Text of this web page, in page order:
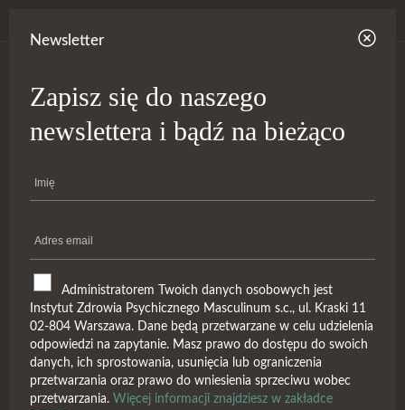
Szkoła Psychoterapii Kurs
Podstawowy
Newsletter
Zapisz się do naszego
newslettera i bądź na bieżąco
Administratorem Twoich danych osobowych jest
Instytut Zdrowia Psychicznego Masculinum s.c., ul. Kraski 11
02-804 Warszawa. Dane będą przetwarzane w celu udzielenia
odpowiedzi na zapytanie. Masz prawo do dostępu do swoich
danych, ich sprostowania, usunięcia lub ograniczenia
przetwarzania oraz prawo do wniesienia sprzeciwu wobec
przetwarzania. Więcej informacji znajdziesz w zakładce